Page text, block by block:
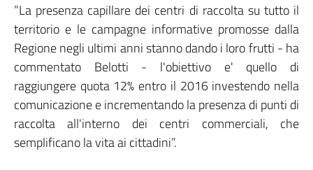
”La presenza capillare dei centri di raccolta su tutto il
territorio e le campagne informative promosse dalla
Regione negli ultimi anni stanno dando i loro frutti - ha
commentato Belotti - l'obiettivo e' quello di
raggiungere quota 12% entro il 2016 investendo nella
comunicazione e incrementando la presenza di punti di
raccolta all'interno dei centri commerciali, che
semplificano la vita ai cittadini”.